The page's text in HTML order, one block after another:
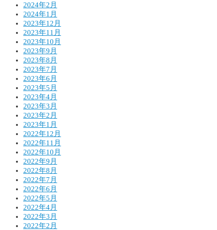
2024年2月
2024年1月
2023年12月
2023年11月
2023年10月
2023年9月
2023年8月
2023年7月
2023年6月
2023年5月
2023年4月
2023年3月
2023年2月
2023年1月
2022年12月
2022年11月
2022年10月
2022年9月
2022年8月
2022年7月
2022年6月
2022年5月
2022年4月
2022年3月
2022年2月